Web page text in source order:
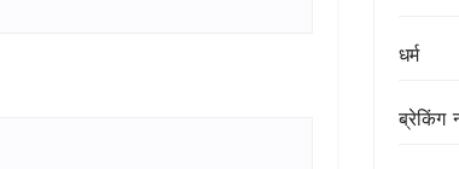
धर्म
ब्रेकिंग